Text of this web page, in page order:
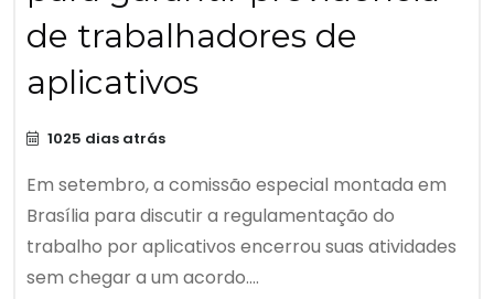
de trabalhadores de
aplicativos
1025 dias atrás
Em setembro, a comissão especial montada em
Brasília para discutir a regulamentação do
trabalho por aplicativos encerrou suas atividades
sem chegar a um acordo....